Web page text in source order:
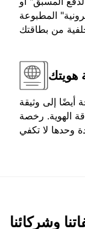
المطبوعة
من بطاقتك
هويتك
أيضًا إلى وثيقة
الهوية. رخصة
وشركائنا